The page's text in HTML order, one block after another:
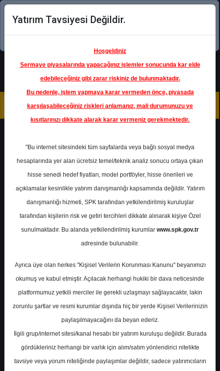
Şimdi uygulamayı indirin!
Ana Sayfa Raporlar
Fintables
Rapor Detay
ARCLK - Analist
Toplantısı Notları
A- A+
Yatırım Tavsiyesi Değildir.
Hoşgeldiniz
Sermaye piyasalarında yapacağınız işlemler sonucunda kar elde
edebileceğiniz gibi zarar riskiniz de bulunmaktadır.
Bu nedenle, işlem yapmaya karar vermeden önce, piyasada
karşılaşabileceğiniz riskleri anlamanız, mali durumunuzu ve
kısıtlarınızı dikkate alarak karar vermeniz gerekmektedir.
"Bu internet sitesindeki tüm sayfalarda veya bağlı sosyal medya
hesaplarında yer alan ücretsiz temel/teknik analiz sonucu ortaya çıkan
hisse senedi hedef fiyatları, model portföyler, hisse önerileri ve
açıklamalar kesinlikle yatırım danışmanlığı kapsamında değildir. Yatırım
danışmanlığı hizmeti, SPK tarafından yetkilendirilmiş kuruluşlar
tarafından kişilerin risk ve getiri tercihleri dikkate alınarak kişiye Özel
sunulmaktadır. Bu alanda yetkilendirilmiş kurumlar www.spk.gov.tr
adresinde bulunabilir.
Ayrıca üye olan herkes "Kişisel Verilerin Korunması Kanunu" beyanımızı
okumuş ve kabul etmiştir. Açılacak herhangi hukiki bir dava neticesinde
platformumuz yetkili merciler ile gerekli uzlaşmayı sağlayacaktır, lakin
zorunlu şartlar ve resmi kurumlar dışında hiç bir yerde Kişisel Verilerinizin
paylaşılmayacağını da beyan ederiz.
İlgili grup/internet sitesi/kanal hesabı bir yatırım kuruluşu değildir. Burada
gördükleriniz herhangi bir varlık için alım/satım yönlendirici nitelikte
tavsiye veya yorum niteliğinde paylaşımlar değildir, sadece yatırımcıların